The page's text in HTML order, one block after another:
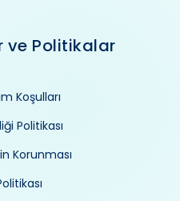
ve Politikalar
Koşulları
Politikası
Korunması